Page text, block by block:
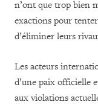
n’ont que trop bien
exactions pour
d’éliminer leurs
Les acteurs
d’une paix officielle
aux violations